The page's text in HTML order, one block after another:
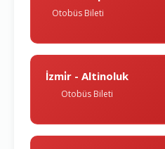
Otobüs Bileti
İzmi̇r - Altinoluk
Otobüs Bileti